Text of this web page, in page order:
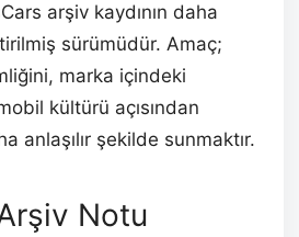
arşiv kaydının daha
sürümüdür. Amaç;
marka içindeki
kültürü açısından
anlaşılır şekilde sunmaktır.
Notu